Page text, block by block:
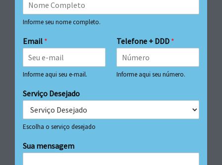
Informe seu nome completo.
Email *
Informe aqui seu e-mail.
Telefone + DDD *
Informe aqui seu número.
Serviço Desejado
Escolha o serviço desejado
Sua mensagem